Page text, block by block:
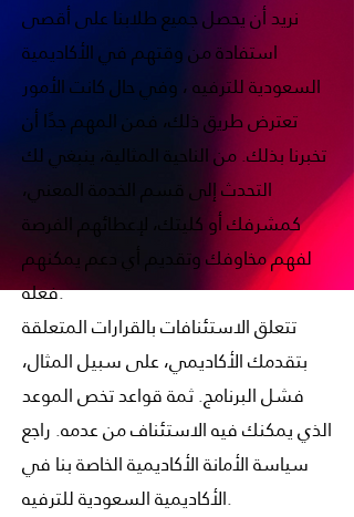
نريد أن يحصل جميع طلابنا على أقصى
استفادة من وقتهم في الأكاديمية
السعودية للترفيه ، وفي حال كانت الأمور
تعترض طريق ذلك، فمن المهم جدًا أن
تخبرنا بذلك. من الناحية المثالية، ينبغي لك
التحدث إلى قسم الخدمة المعني،
كمشرفك أو كليتك، لإعطائهم الفرصة
لفهم مخاوفك وتقديم أي دعم يمكنهم
فعله.
تتعلق الاستئنافات بالقرارات المتعلقة
بتقدمك الأكاديمي، على سبيل المثال،
فشل البرنامج. ثمة قواعد تخص الموعد
الذي يمكنك فيه الاستئناف من عدمه. راجع
سياسة الأمانة الأكاديمية الخاصة بنا في
الأكاديمية السعودية للترفيه.